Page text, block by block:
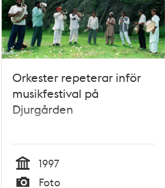
Orkester repeterar inför
musikfestival på
Djurgården
Tid
1997
Foto